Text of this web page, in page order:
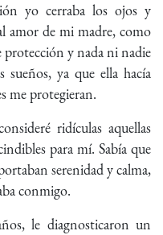
yo cerraba los ojos y
amor de mi madre, como
protección y nada ni nadie
ya que ella hacía
me protegieran.
ridículas aquellas
para mí. Sabía que
serenidad y calma,
conmigo.
le diagnosticaron un